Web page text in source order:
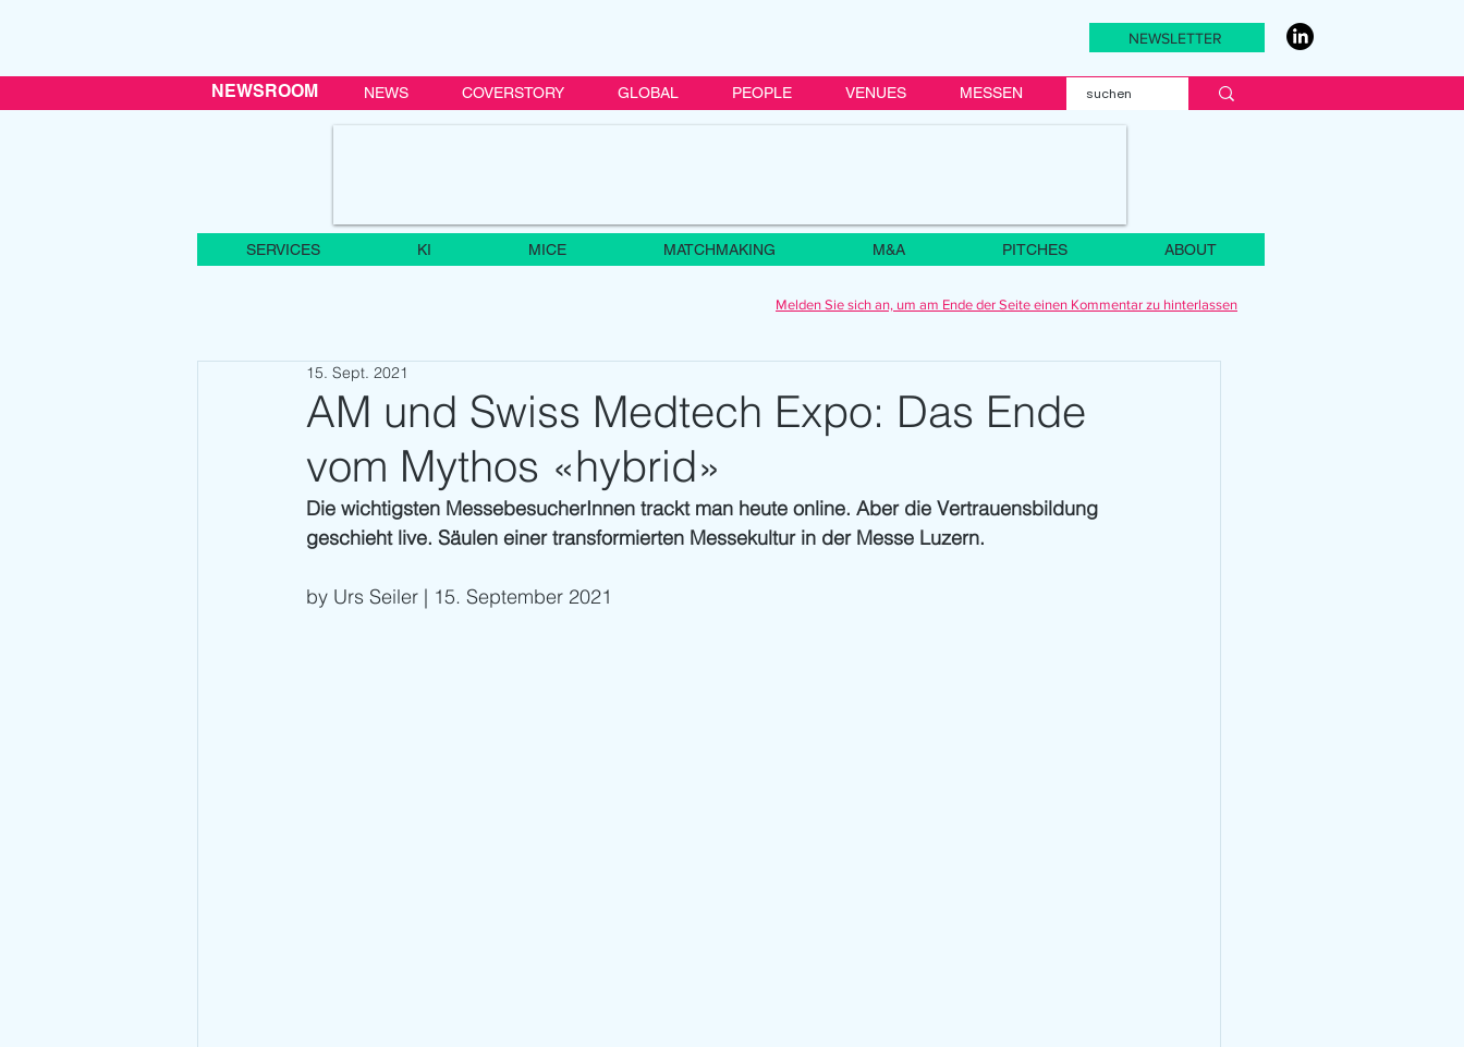
NEWSLETTER
NEWS COVERSTORY GLOBAL PEOPLE VENUES MESSEN
NEWSROOM
SERVICES KI MICE MATCHMAKING M&A PITCHES ABOUT
Melden Sie sich an, um am Ende der Seite einen Kommentar zu hinterlassen
AM und Swiss Medtech Expo: Das Ende
vom Mythos «hybrid»
15. Sept. 2021
Die wichtigsten MessebesucherInnen trackt man heute online. Aber die Vertrauensbildung
geschieht live. Säulen einer transformierten Messekultur in der Messe Luzern.
by Urs Seiler | 15. September 2021